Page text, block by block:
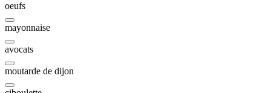
oeufs
mayonnaise
avocats
moutarde de dijon